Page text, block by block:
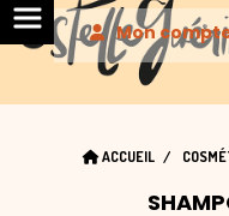
Mon
ACCUEIL